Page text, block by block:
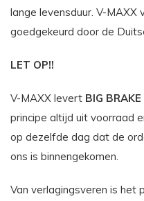
lange levensduur. V-MAXX
goedgekeurd door de
LET OP!!
V-MAXX levert BIG
principe altijd uit voorraad
op dezelfde dag dat de
ons is binnengekomen.
Van verlagingsveren is het